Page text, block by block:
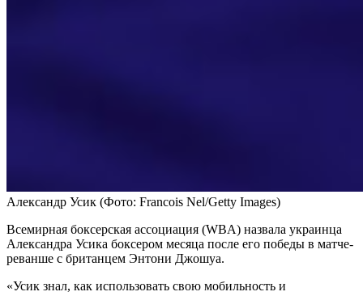
Александр Усик (Фото: Francois Nel/Getty Images)
Всемирная боксерская ассоциация (WBA) назвала украинца
Александра Усика боксером месяца после его победы в матче-
реванше с британцем Энтони Джошуа.
«Усик знал, как использовать свою мобильность и